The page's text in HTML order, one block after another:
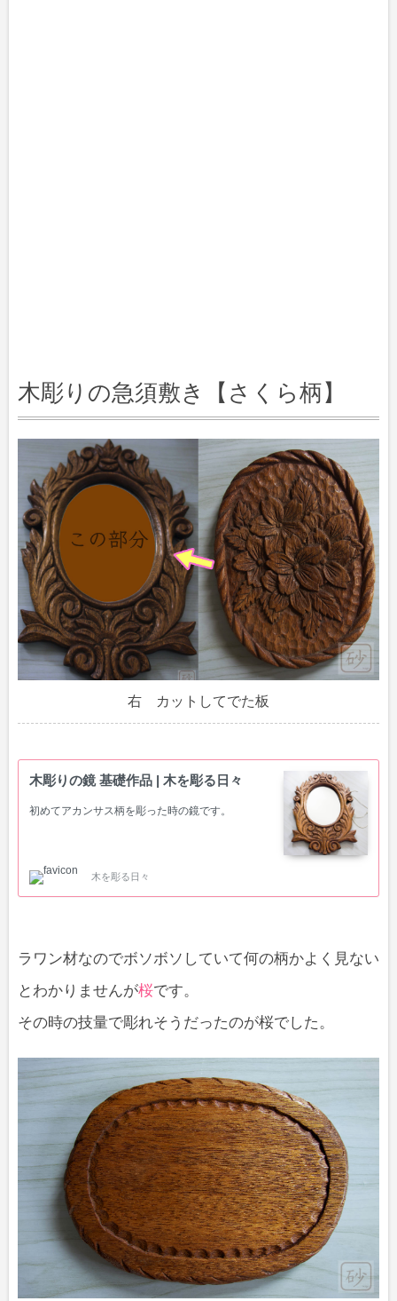
木彫りの急須敷き【さくら柄】
右 カットしてでた板
木彫りの鏡 基礎作品 | 木を彫る日々
初めてアカンサス柄を彫った時の鏡です。
木を彫る日々
ラワン材なのでボソボソしていて何の柄かよく見ない
とわかりませんが桜です。
その時の技量で彫れそうだったのが桜でした。